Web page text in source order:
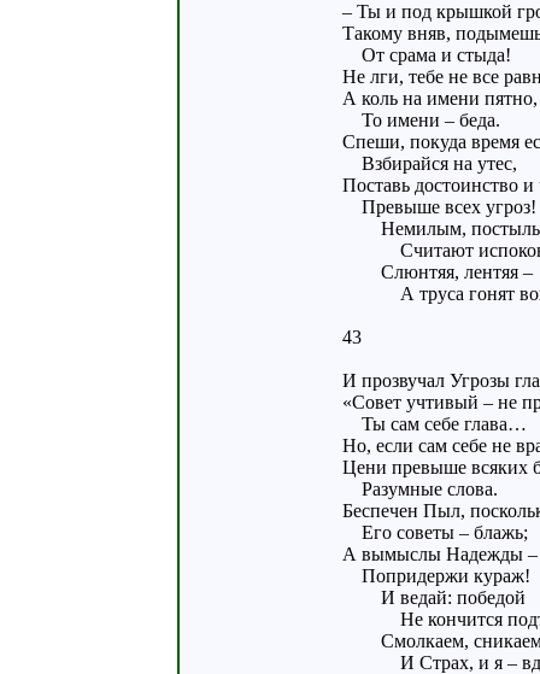
– Ты и под крышкой
Такому вняв,
От срама и стыда!
Не лги, тебе не все
А коль на имени пятно,
То имени – беда.
Спеши, покуда время
Взбирайся на утес,
Поставь достоинство и
Превыше всех угроз!
Немилым,
Считают
Слюнтяя, лентяя –
А труса гонят
43
И прозвучал Угрозы
«Совет учтивый – не
Ты сам себе глава…
Но, если сам себе не
Цени превыше всяких
Разумные слова.
Беспечен Пыл,
Его советы – блажь;
А вымыслы Надежды –
Попридержи кураж!
И ведай: победой
Не кончится
Смолкаем,
И Страх, и я –